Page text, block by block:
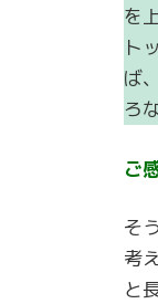
を
ト
ば
ろ
ご
そ
考
と